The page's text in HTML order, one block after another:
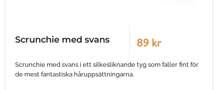
Scrunchie med svans 89 kr
Scrunchie med svans i ett silkesliknande tyg som faller fint för
de mest fantastiska håruppsättningarna.